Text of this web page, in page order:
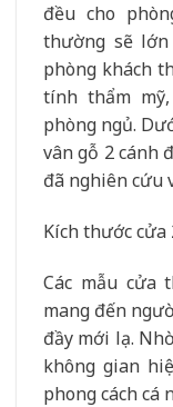
đều cho
thường sẽ
phòng khách
tính thẩm
phòng ngủ.
vân gỗ 2 cánh
đã nghiên cứu
Kích thước cửa
Các mẫu cửa
mang đến
đầy mới lạ.
không gian
phong cách cá